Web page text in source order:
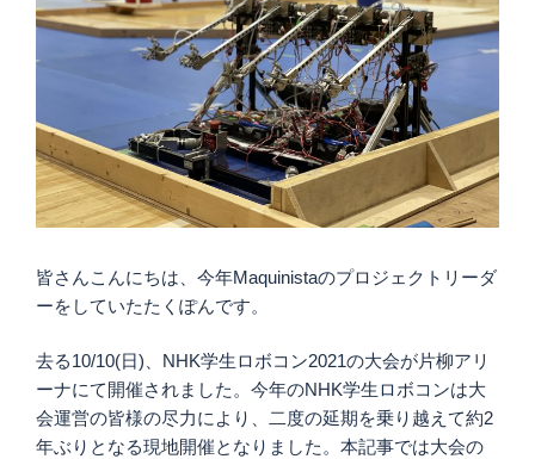
皆さんこんにちは、今年Maquinistaのプロジェクトリーダ
ーをしていたたくぽんです。
去る10/10(日)、NHK学生ロボコン2021の大会が片柳アリ
ーナにて開催されました。今年のNHK学生ロボコンは大
会運営の皆様の尽力により、二度の延期を乗り越えて約2
年ぶりとなる現地開催となりました。本記事では大会の